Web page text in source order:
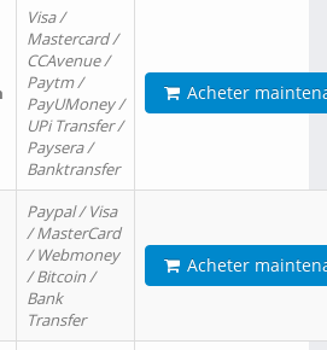
Visa /
Mastercard /
CCAvenue /
Paytm /
PayUMoney /
UPi Transfer /
Paysera /
Banktransfer
Acheter
Paypal / Visa
/ MasterCard
/ Webmoney
/ Bitcoin /
Bank
Transfer
Acheter